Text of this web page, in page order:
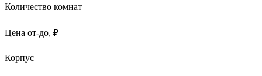
Количество комнат
Цена от-до, ₽
Корпус